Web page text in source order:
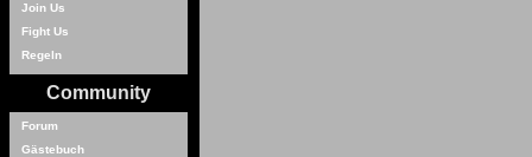
Join Us
Fight Us
Regeln
Community
Forum
Gästebuch